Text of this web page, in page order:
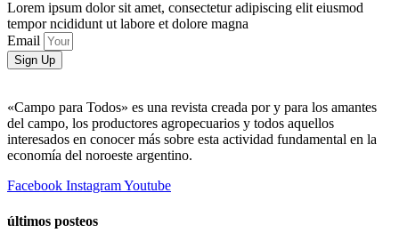
Lorem ipsum dolor sit amet, consectetur adipiscing elit eiusmod
tempor ncididunt ut labore et dolore magna
Email
Sign Up
«Campo para Todos» es una revista creada por y para los amantes
del campo, los productores agropecuarios y todos aquellos
interesados en conocer más sobre esta actividad fundamental en la
economía del noroeste argentino.
Facebook InstagramYoutube
últimos posteos